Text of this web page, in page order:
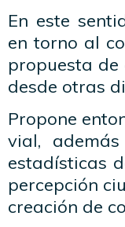
En este
en torno al
propuesta
desde otras
Propone
vial,
estadísticas
percepción
creación de